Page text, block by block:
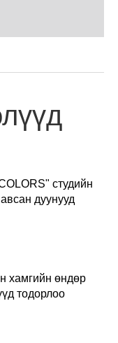
студийн
дуунууд
хамгийн өндөр
тодорлоо